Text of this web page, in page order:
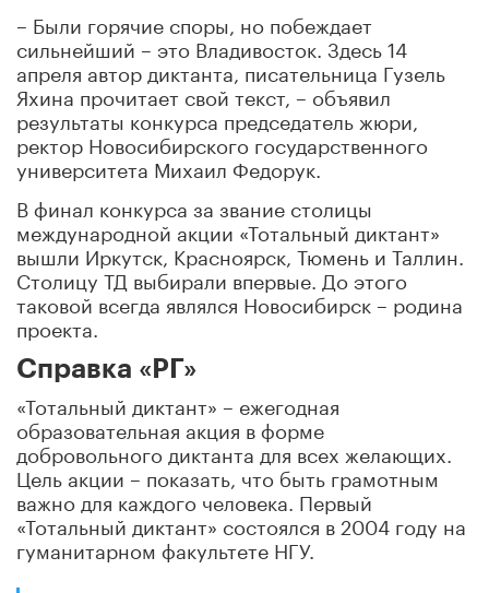
– Были горячие споры, но побеждает
сильнейший – это Владивосток. Здесь 14
апреля автор диктанта, писательница Гузель
Яхина прочитает свой текст, – объявил
результаты конкурса председатель жюри,
ректор Новосибирского государственного
университета Михаил Федорук.
В финал конкурса за звание столицы
международной акции «Тотальный диктант»
вышли Иркутск, Красноярск, Тюмень и Таллин.
Столицу ТД выбирали впервые. До этого
таковой всегда являлся Новосибирск – родина
проекта.
Справка «РГ»
«Тотальный диктант» – ежегодная
образовательная акция в форме
добровольного диктанта для всех желающих.
Цель акции – показать, что быть грамотным
важно для каждого человека. Первый
«Тотальный диктант» состоялся в 2004 году на
гуманитарном факультете НГУ.